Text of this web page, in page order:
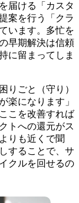
届ける「カスタ
案を行う「クラ
います。多忙を
早期解決は信頼
に留まってしま
りごと（守り）
楽になります」
こを改善すれば
トへの還元がス
りも近くで聞
することで、サ
クルを回せるの